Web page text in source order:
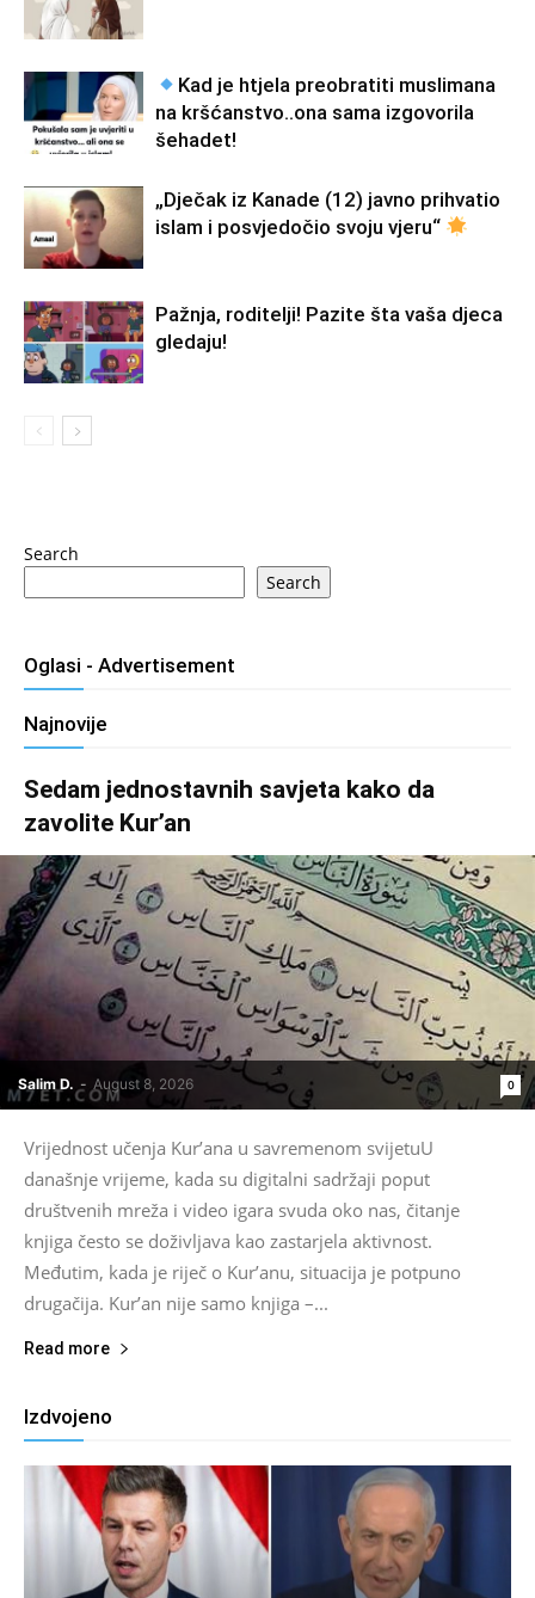
Kad je htjela preobratiti muslimana
na kršćanstvo..ona sama izgovorila
šehadet!
„Dječak iz Kanade (12) javno prihvatio
islam i posvjedočio svoju vjeru“
Pažnja, roditelji! Pazite šta vaša djeca
gledaju!
Search
Search
Oglasi - Advertisement
Najnovije
Sedam jednostavnih savjeta kako da
zavolite Kur’an
Salim D. - August 8, 2026 0
Vrijednost učenja Kur’ana u savremenom svijetuU
današnje vrijeme, kada su digitalni sadržaji poput
društvenih mreža i video igara svuda oko nas, čitanje
knjiga često se doživljava kao zastarjela aktivnost.
Međutim, kada je riječ o Kur’anu, situacija je potpuno
drugačija. Kur’an nije samo knjiga –...
Read more
Izdvojeno